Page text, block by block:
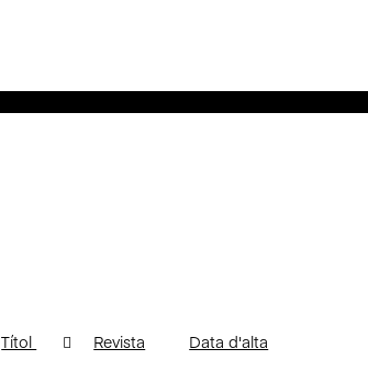
Títol Revista Data d'alta